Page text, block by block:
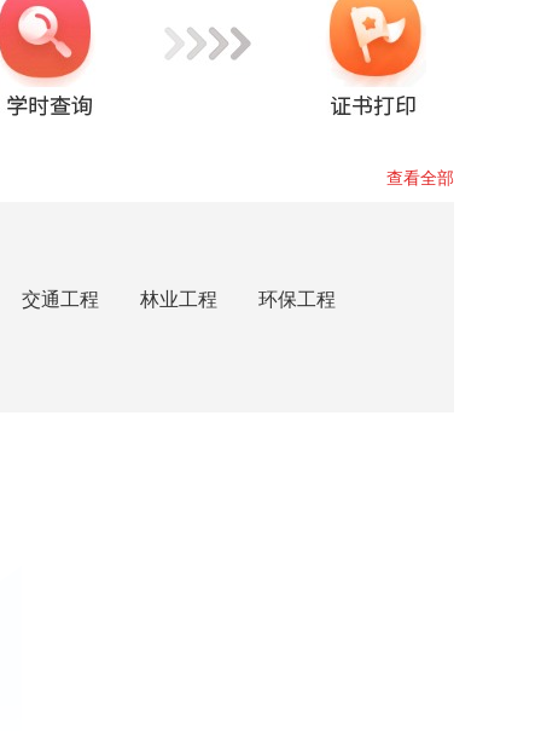
查看全部
交通工程 林业工程 环保工程